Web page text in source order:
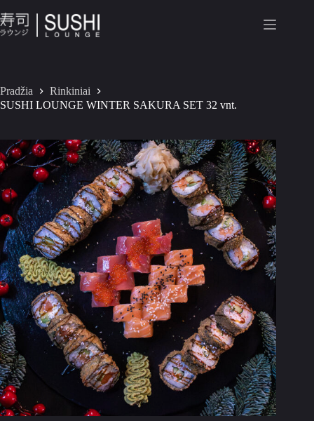
Pradžia
Rinkiniai
SUSHI LOUNGE WINTER SAKURA SET 32 vnt.